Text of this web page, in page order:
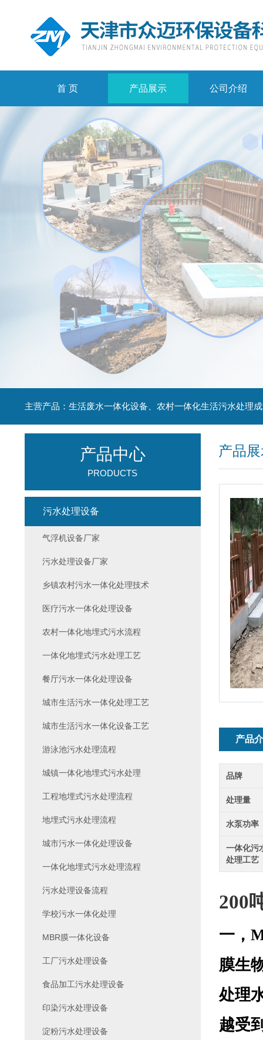
首 页 产品展示 公司介绍
主营产品：生活废水一体化设备、农村一体化生活污水处理
产品
产品
品牌
处理量
水泵功率
一体化污
处理工艺
200
一，
膜生
处理
越受
产品中心
PRODUCTS
污水处理设备
气浮机设备厂家
污水处理设备厂家
乡镇农村污水一体化处理技术
医疗污水一体化处理设备
农村一体化地埋式污水流程
一体化地埋式污水处理工艺
餐厅污水一体化处理设备
城市生活污水一体化处理工艺
城市生活污水一体化设备工艺
游泳池污水处理流程
城镇一体化地埋式污水处理
工程地埋式污水处理流程
地埋式污水处理流程
城市污水一体化处理设备
一体化地埋式污水处理流程
污水处理设备流程
学校污水一体化处理
MBR膜一体化设备
工厂污水处理设备
食品加工污水处理设备
印染污水处理设备
淀粉污水处理设备